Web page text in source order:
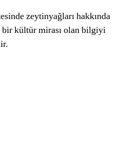
zeytinyağları hakkında
kültür mirası olan bilgiyi